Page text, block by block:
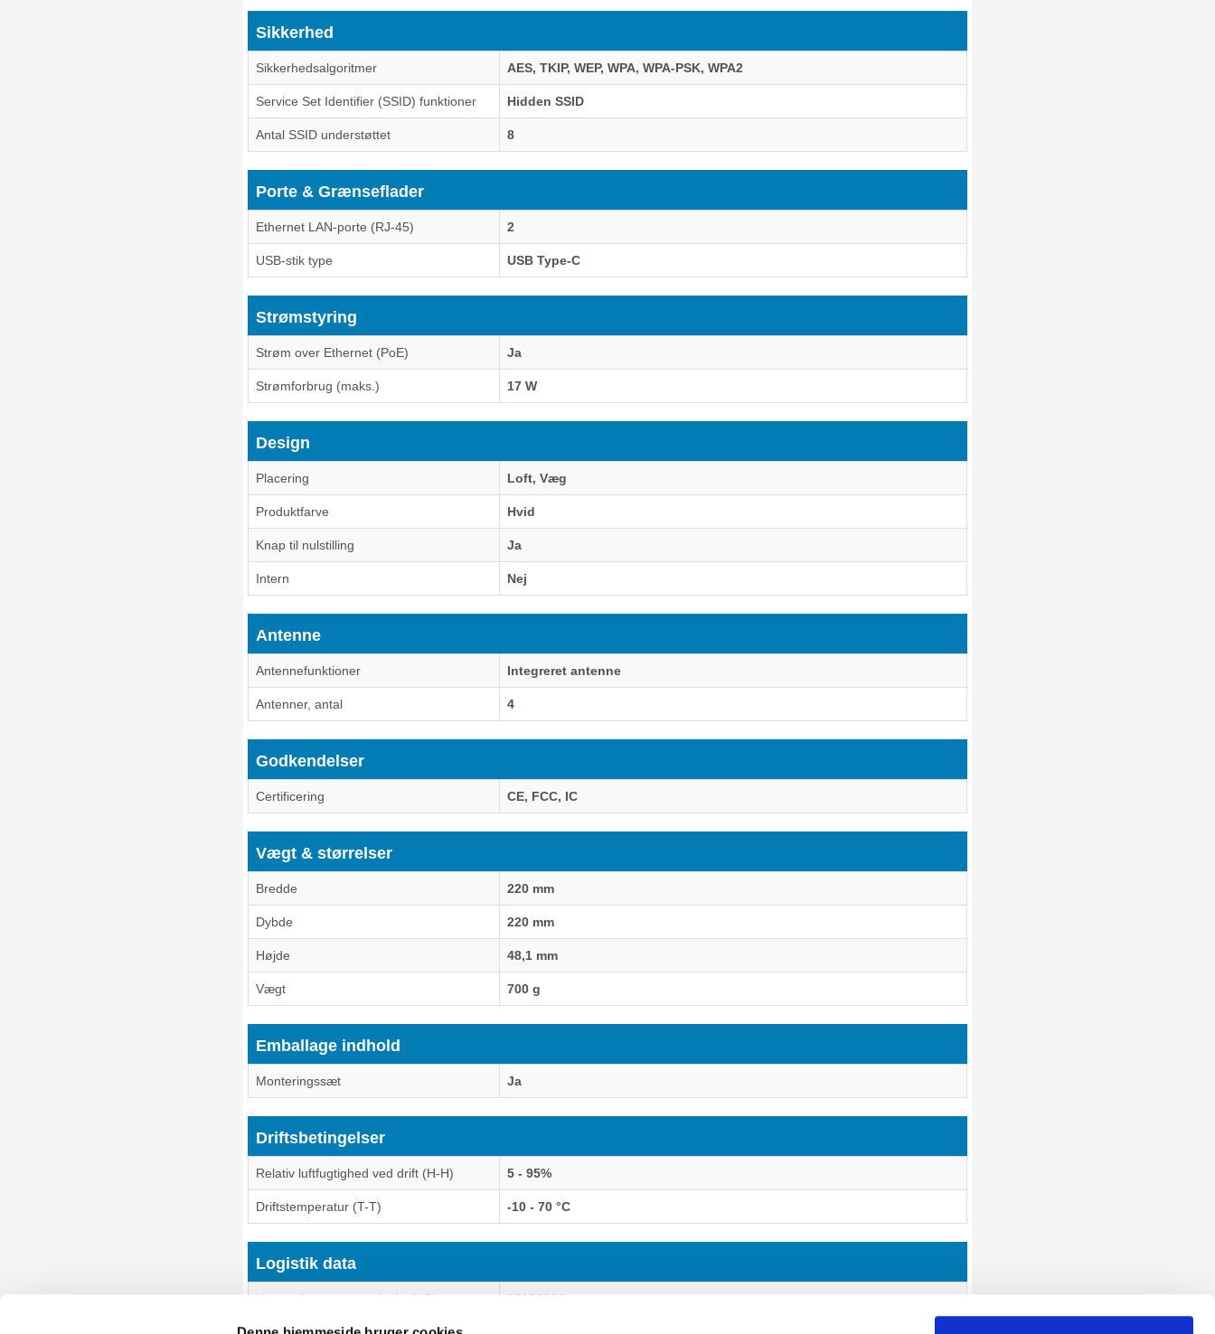
Sikkerhed
Sikkerhedsalgoritmer AES, TKIP, WEP, WPA, WPA-PSK, WPA2
Service Set Identifier (SSID) funktioner Hidden SSID
Antal SSID understøttet 8
Porte & Grænseflader
Ethernet LAN-porte (RJ-45) 2
USB-stik type USB Type-C
Strømstyring
Strøm over Ethernet (PoE) Ja
Strømforbrug (maks.) 17 W
Design
Placering Loft, Væg
Produktfarve Hvid
Knap til nulstilling Ja
Intern Nej
Antenne
Antennefunktioner Integreret antenne
Antenner, antal 4
Godkendelser
Certificering CE, FCC, IC
Vægt & størrelser
Bredde 220 mm
Dybde 220 mm
Højde 48,1 mm
Vægt 700 g
Emballage indhold
Monteringssæt Ja
Driftsbetingelser
Relativ luftfugtighed ved drift (H-H) 5 - 95%
Driftstemperatur (T-T) -10 - 70 °C
Logistik data
Harmoniseret systemkode (HS) 85176990